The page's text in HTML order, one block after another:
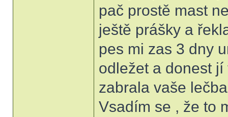
pač prostě mast
ještě prášky a
pes mi zas 3 dny
odležet a donest
zabrala vaše
Vsadím se , že to